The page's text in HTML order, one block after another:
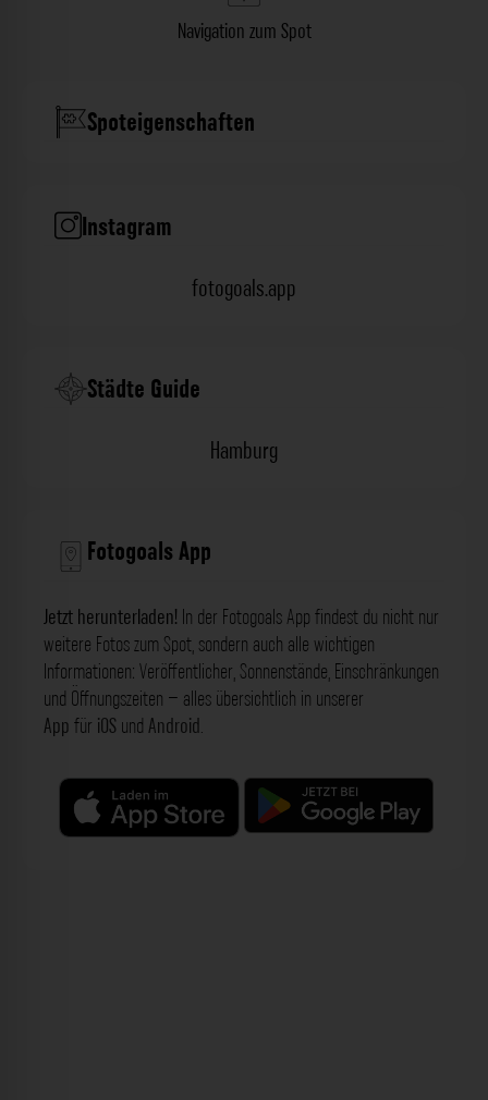
Navigation zum Spot
Spoteigenschaften
Instagram
fotogoals.app
Städte Guide
Hamburg
Fotogoals App
Jetzt herunterladen! In der Fotogoals App findest du nicht nur
weitere Fotos zum Spot, sondern auch alle wichtigen
Informationen: Veröffentlicher, Sonnenstände, Einschränkungen
und Öffnungszeiten – alles übersichtlich in unserer
App für iOS und Android.